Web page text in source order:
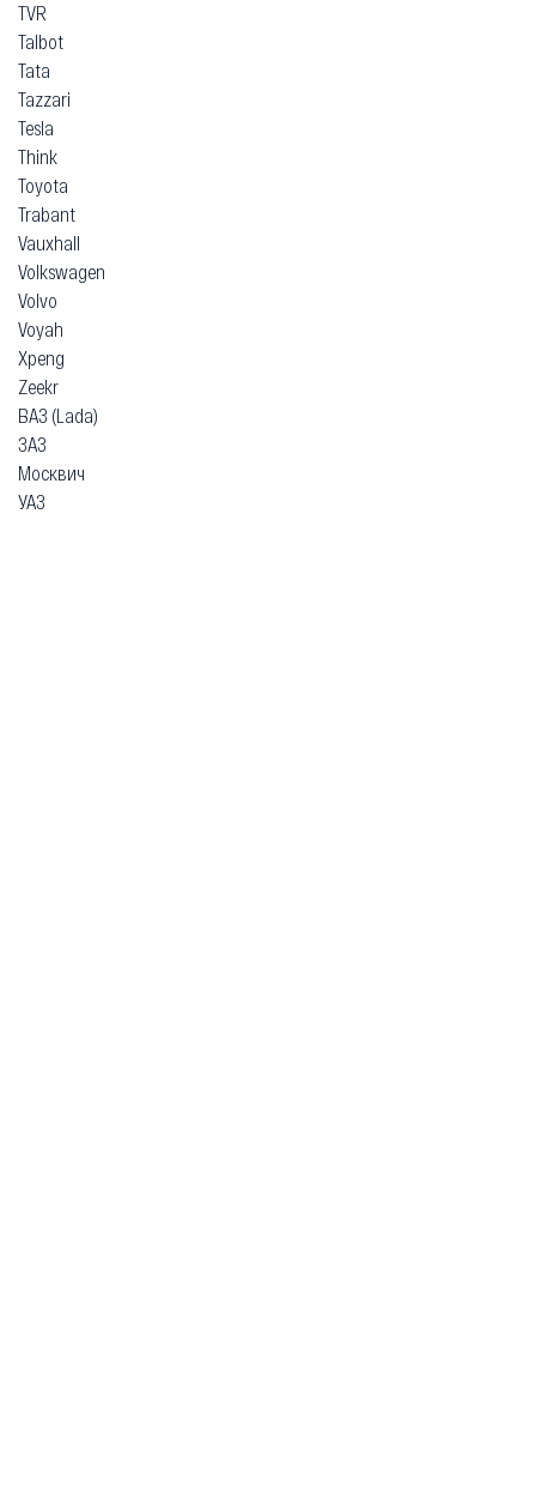
TVR
Talbot
Tata
Tazzari
Tesla
Think
Toyota
Trabant
Vauxhall
Volkswagen
Volvo
Voyah
Xpeng
Zeekr
ВАЗ (Lada)
ЗАЗ
Москвич
УАЗ